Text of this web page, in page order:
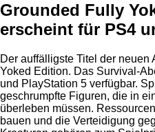
Grounded Fully
erscheint für PS4
Der auffälligste Titel der
Yoked Edition. Das Survival-
und PlayStation 5 verfügbar.
geschrumpfte Figuren, die in
überleben müssen.
bauen und die Verteidigung